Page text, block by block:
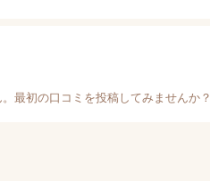
最初の口コミを投稿してみませんか？